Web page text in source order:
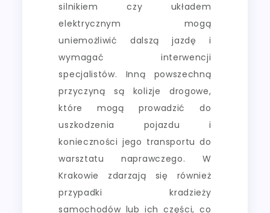
silnikiem czy układem
elektrycznym mogą
uniemożliwić dalszą jazdę i
wymagać interwencji
specjalistów. Inną powszechną
przyczyną są kolizje drogowe,
które mogą prowadzić do
uszkodzenia pojazdu i
konieczności jego transportu do
warsztatu naprawczego. W
Krakowie zdarzają się również
przypadki kradzieży
samochodów lub ich części, co